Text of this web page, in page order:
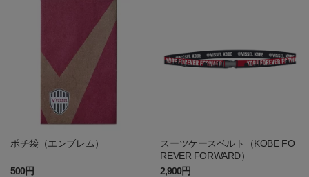
ポチ袋（エンブレム）
500円
スーツケースベルト（KOBE FO
REVER FORWARD）
2,900円